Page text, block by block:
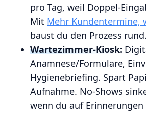
pro Tag, weil
Mit Mehr Kundentermine,
baust du den Prozess rund.
Wartezimmer‑Kiosk:
Anamnese/Formulare,
Hygienebriefing. Spart
Aufnahme. No‑Shows
wenn du auf